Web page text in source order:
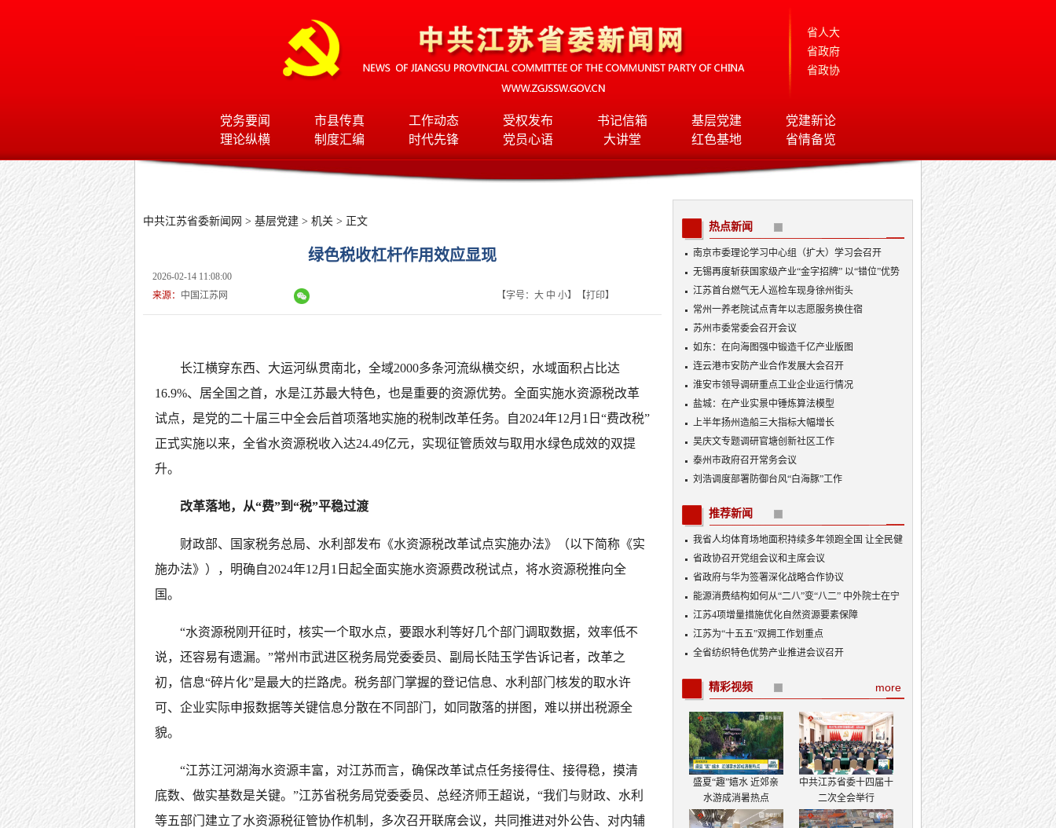
省人大
省政府
省政协
党务要闻 市县传真 工作动态 受权发布 书记信箱 基层党建
党建新论
理论纵横
制度汇编 时代先锋 党员心语 大讲堂 红色基地 省情备览
中共江苏省委新闻网 > 基层党建 > 机关 > 正文
绿色税收杠杆作用效应显现
2026-02-14 11:08:00
来源： 中国江苏网 【字号： 大 中 小】【打印】
长江横穿东西、大运河纵贯南北，全域2000多条河流纵横交织，水域面积占比达
16.9%、居全国之首，水是江苏最大特色，也是重要的资源优势。全面实施水资源税改革
试点，是党的二十届三中全会后首项落地实施的税制改革任务。自2024年12月1日“费改税”
正式实施以来，全省水资源税收入达24.49亿元，实现征管质效与取用水绿色成效的双提
升。
改革落地，从“费”到“税”平稳过渡
财政部、国家税务总局、水利部发布《水资源税改革试点实施办法》（以下简称《实
施办法》），明确自2024年12月1日起全面实施水资源费改税试点，将水资源税推向全
国。
“水资源税刚开征时，核实一个取水点，要跟水利等好几个部门调取数据，效率低不
说，还容易有遗漏。”常州市武进区税务局党委委员、副局长陆玉学告诉记者，改革之
初，信息“碎片化”是最大的拦路虎。税务部门掌握的登记信息、水利部门核发的取水许
可、企业实际申报数据等关键信息分散在不同部门，如同散落的拼图，难以拼出税源全
貌。
“江苏江河湖海水资源丰富，对江苏而言，确保改革试点任务接得住、接得稳，摸清
底数、做实基数是关键。”江苏省税务局党委委员、总经济师王超说，“我们与财政、水利
等五部门建立了水资源税征管协作机制，多次召开联席会议，共同推进对外公告、对内辅
热点新闻
南京市委理论学习中心组（扩大）学习会召开
无锡再度斩获国家级产业“金字招牌” 以“错位”优势
入局AI顶层赛道
江苏首台燃气无人巡检车现身徐州街头
常州一养老院试点青年以志愿服务换住宿
苏州市委常委会召开会议
如东：在向海图强中锻造千亿产业版图
连云港市安防产业合作发展大会召开
淮安市领导调研重点工业企业运行情况
盐城：在产业实景中锤炼算法模型
上半年扬州造船三大指标大幅增长
吴庆文专题调研官塘创新社区工作
泰州市政府召开常务会议
刘浩调度部署防御台风“白海豚”工作
推荐新闻
我省人均体育场地面积持续多年领跑全国 让全民健
身融入日常成为风尚
省政协召开党组会议和主席会议
省政府与华为签署深化战略合作协议
能源消费结构如何从“二八”变“八二” 中外院士在宁
探讨新型能源体系建设
江苏4项增量措施优化自然资源要素保障
江苏为“十五五”双拥工作划重点
全省纺织特色优势产业推进会议召开
more
精彩视频
盛夏“趣”嬉水 近郊亲
水游成消暑热点
中共江苏省委十四届十
二次全会举行